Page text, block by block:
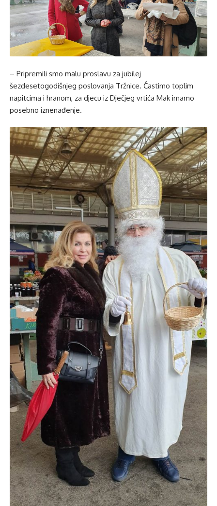
– Pripremili smo malu proslavu za jubilej
šezdesetogodišnjeg poslovanja Tržnice. Častimo toplim
napitcima i hranom, za djecu iz Dječjeg vrtića Mak imamo
posebno iznenađenje.